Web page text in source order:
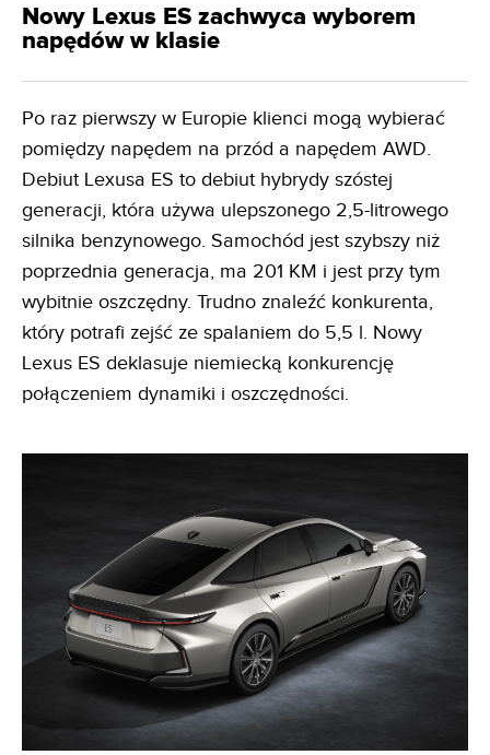
Nowy Lexus ES zachwyca wyborem
napędów w klasie
Po raz pierwszy w Europie klienci mogą wybierać
pomiędzy napędem na przód a napędem AWD.
Debiut Lexusa ES to debiut hybrydy szóstej
generacji, która używa ulepszonego 2,5-litrowego
silnika benzynowego. Samochód jest szybszy niż
poprzednia generacja, ma 201 KM i jest przy tym
wybitnie oszczędny. Trudno znaleźć konkurenta,
który potrafi zejść ze spalaniem do 5,5 l. Nowy
Lexus ES deklasuje niemiecką konkurencję
połączeniem dynamiki i oszczędności.